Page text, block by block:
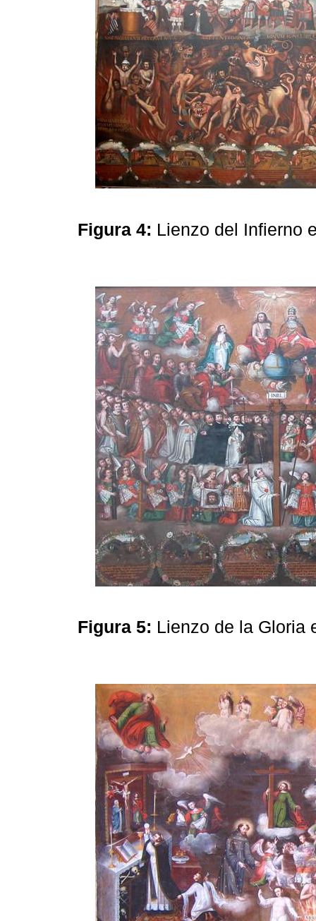
Figura 4: Lienzo del Infierno
Figura 5: Lienzo de la Gloria